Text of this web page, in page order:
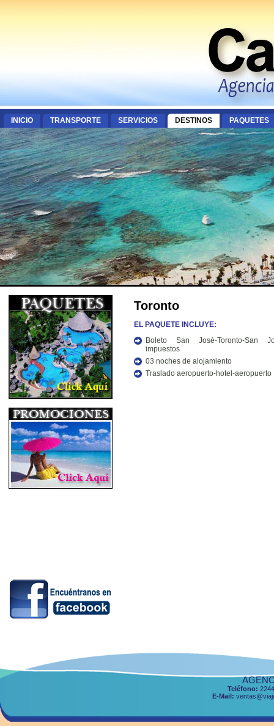
INICIO TRANSPORTE SERVICIOS DESTINOS PAQUETES
Toronto
EL PAQUETE INCLUYE:
Boleto San José-Toronto-San
impuestos
03 noches de alojamiento
Traslado aeropuerto-hotel-aeropuerto
Teléfono:
E-Mail: